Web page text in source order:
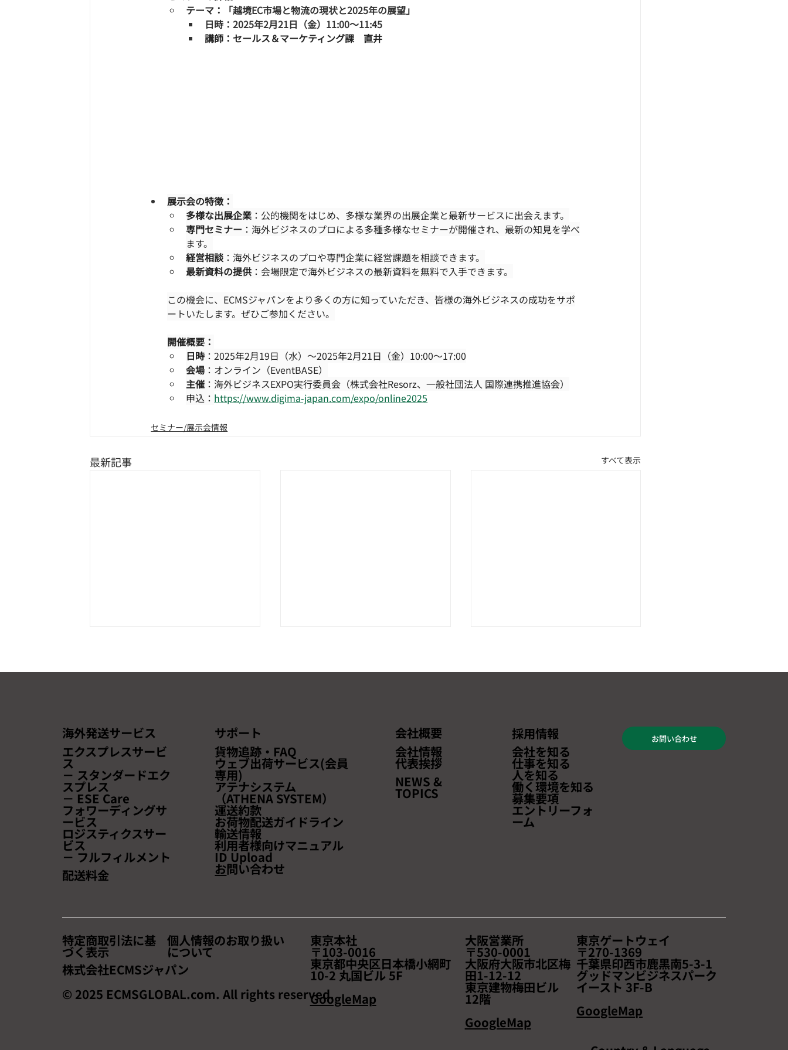
テーマ：「越境EC市場と物流の現状と2025年の展望」
日時：2025年2月21日（金）11:00〜11:45
講師：セールス＆マーケティング課　直井
展示会の特徴：
多様な出展企業 ：公的機関をはじめ、多様な業界の出展企業と最新サービスに出会えます。
専門セミナー ：海外ビジネスのプロによる多種多様なセミナーが開催され、最新の知見を学べ
ます。
経営相談 ：海外ビジネスのプロや専門企業に経営課題を相談できます。
最新資料の提供 ：会場限定で海外ビジネスの最新資料を無料で入手できます。
この機会に、ECMSジャパンをより多くの方に知っていただき、皆様の海外ビジネスの成功をサポ
ートいたします。ぜひご参加ください。
開催概要：
日時 ：2025年2月19日（水）〜2025年2月21日（金）10:00〜17:00
会場 ：オンライン（EventBASE）
主催 ：海外ビジネスEXPO実行委員会（株式会社Resorz、一般社団法人 国際連携推進協会）
申込： https://www.digima-japan.com/expo/online2025
セミナー/展示会情報
最新記事 すべて表示
【本セミナーは終了しまし
た】【無料ウェビナー開催の
お知らせ】~越境ECの最新ト
レンドと成功事例を学ぶチャ
ンス！~
【本セミナーは終了しまし
た】「越境EC完全マスター！
効率的販売・最適物流・安心
返品のすべて」
【終了しました】5月10日
（金)に開催される 『海外ビ
ジネスEXPO 2024北海道』へ
出展します
海外発送サービス
エクスプレスサービ
ス
－ スタンダードエク
スプレス
－ ESE Care
フォワーディングサ
ービス
ロジスティクスサー
ビス
－ フルフィルメント
配送料金
サポート
貨物追跡・FAQ
ウェブ出荷サービス(会員
専用)
アテナシステム
（ATHENA SYSTEM）
運送約款
お荷物配送ガイドライン
輸送情報
利用者様向けマニュアル
ID Upload
お問い合わせ
会社概要
会社情報
代表挨拶
NEWS &
TOPICS
採用情報
会社を知る
仕事を知る
人を知る
働く環境を知る
募集要項
エントリーフォ
ーム
お問い合わせ
東京本社
〒103-0016
東京都中央区日本橋小網町
10-2 丸国ビル 5F
GoogleMap
大阪営業所
〒530-0001
大阪府大阪市北区梅
田1-12-12
東京建物梅田ビル
12階
GoogleMap
東京ゲートウェイ
〒270-1369
千葉県印西市鹿黒南5-3-1
​グッドマンビジネスパーク
イースト 3F-B
GoogleMap
特定商取引法に基
づく表示
個人情報のお取り扱い
について
株式会社ECMSジャパン
© 2025 ECMSGLOBAL.com. All rights reserved.